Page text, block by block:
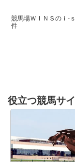
競馬場ＷＩＮＳのｉ‐
件
役立つ競馬サ